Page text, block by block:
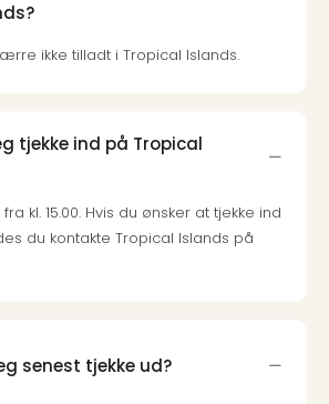
ikke tilladt i Tropical Islands.
tjekke ind på Tropical
kl. 15.00. Hvis du ønsker at tjekke ind
du kontakte Tropical Islands på
senest tjekke ud?